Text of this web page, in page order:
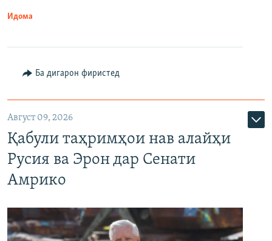
Идома
Ба дигарон фиристед
Август 09, 2026
Қабули таҳримҳои нав алайҳи
Русия ва Эрон дар Сенати
Амрико